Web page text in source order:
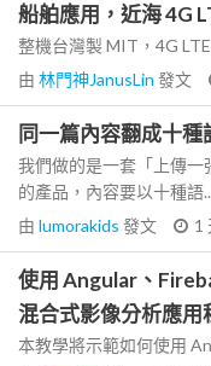
船舶應用，近海 4G
整機台灣製 MIT，4G
由 林門神JanusLin 發文
同一篇內容翻成十
我們做的是一套「上傳一
的產品，內容要以十種語
由 lumorakids 發文 1
使用 Angular、
混合式影像分析應用
本教學將示範如何使用